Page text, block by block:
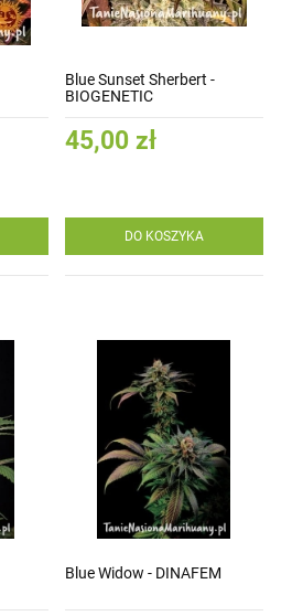
Blue Sunset Sherbert -
BIOGENETIC
45,00 zł
DO KOSZYKA
Blue Widow - DINAFEM